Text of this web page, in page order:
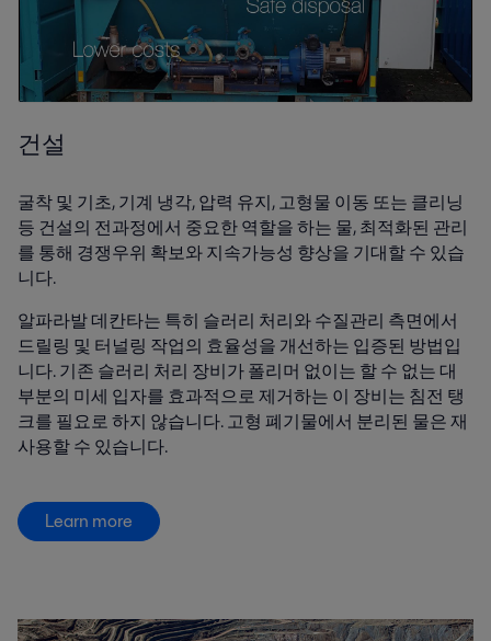
건설
굴착 및 기초, 기계 냉각, 압력 유지, 고형물 이동 또는 클리닝
등 건설의 전과정에서 중요한 역할을 하는 물, 최적화된 관리
를 통해 경쟁우위 확보와 지속가능성 향상을 기대할 수 있습
니다.
알파라발 데칸타는 특히 슬러리 처리와 수질관리 측면에서
드릴링 및 터널링 작업의 효율성을 개선하는 입증된 방법입
니다. 기존 슬러리 처리 장비가 폴리머 없이는 할 수 없는 대
부분의 미세 입자를 효과적으로 제거하는 이 장비는 침전 탱
크를 필요로 하지 않습니다. 고형 폐기물에서 분리된 물은 재
사용할 수 있습니다.
Learn more